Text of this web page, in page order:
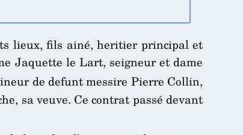
lieux, fils ainé, heritier principal et
Jaquette le Lart, seigneur et dame
de defunt messire Pierre Collin,
sa veuve. Ce contrat passé devant